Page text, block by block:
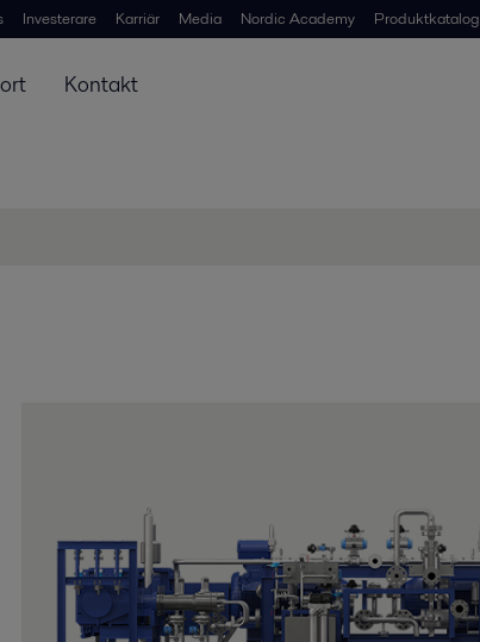
Investerare Karriär Media Nordic Academy Produktkatalog
Kontakt